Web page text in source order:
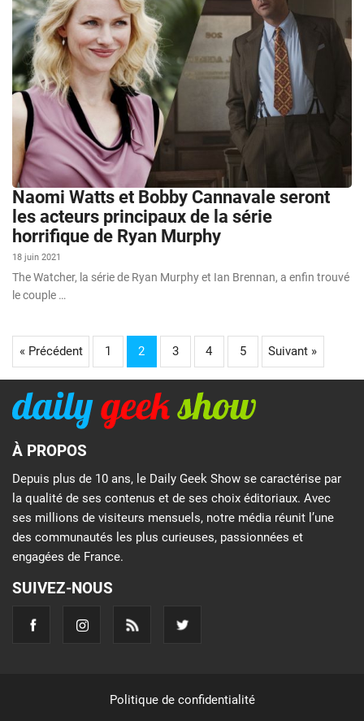
Naomi Watts et Bobby Cannavale seront
les acteurs principaux de la série
horrifique de Ryan Murphy
18 juin 2021
The Watcher, la série de Ryan Murphy et Ian Brennan, a enfin trouvé
le couple …
« Précédent 1 2 3 4 5 Suivant »
À PROPOS
Depuis plus de 10 ans, le Daily Geek Show se caractérise par
la qualité de ses contenus et de ses choix éditoriaux. Avec
ses millions de visiteurs mensuels, notre média réunit l’une
des communautés les plus curieuses, passionnées et
engagées de France.
SUIVEZ-NOUS
Politique de confidentialité